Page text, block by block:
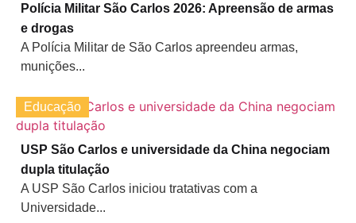
Polícia Militar São Carlos 2026: Apreensão de armas
e drogas
A Polícia Militar de São Carlos apreendeu armas,
munições...
Educação
USP São Carlos e universidade da China negociam
dupla titulação
A USP São Carlos iniciou tratativas com a
Universidade...